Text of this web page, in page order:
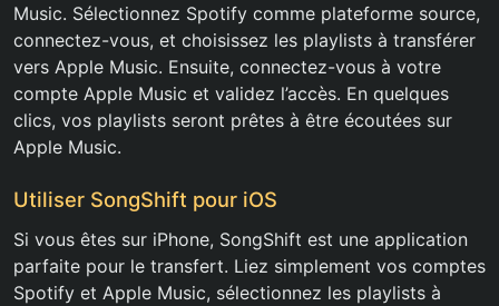
Music. Sélectionnez Spotify comme plateforme source,
connectez-vous, et choisissez les playlists à transférer
vers Apple Music. Ensuite, connectez-vous à votre
compte Apple Music et validez l’accès. En quelques
clics, vos playlists seront prêtes à être écoutées sur
Apple Music.
Utiliser SongShift pour iOS
Si vous êtes sur iPhone, SongShift est une application
parfaite pour le transfert. Liez simplement vos comptes
Spotify et Apple Music, sélectionnez les playlists à